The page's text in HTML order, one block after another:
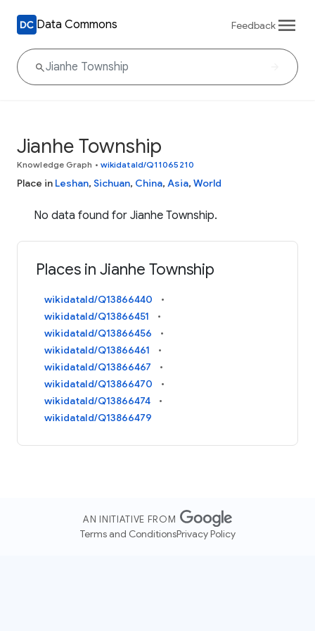
Data Commons Feedback
Jianhe Township
Knowledge Graph • wikidataId/Q11065210
Place in Leshan, Sichuan, China, Asia, World
No data found for Jianhe Township.
Places in Jianhe Township
wikidataId/Q13866440
wikidataId/Q13866451
wikidataId/Q13866456
wikidataId/Q13866461
wikidataId/Q13866467
wikidataId/Q13866470
wikidataId/Q13866474
wikidataId/Q13866479
AN INITIATIVE FROM
Terms and ConditionsPrivacy Policy